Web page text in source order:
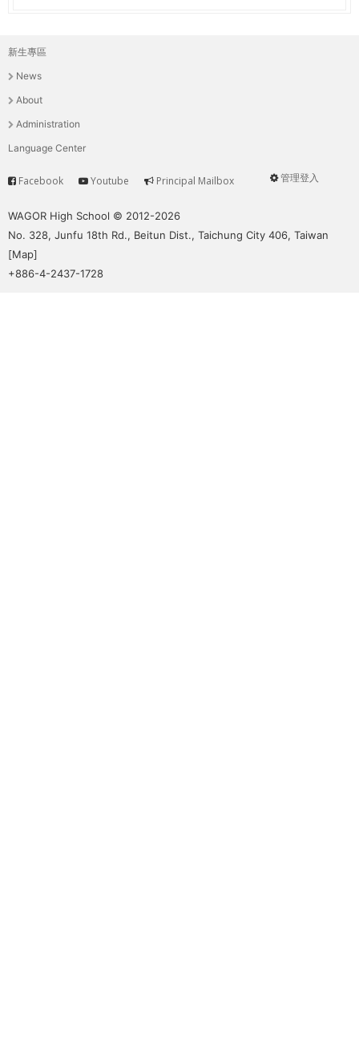
主
選
單
新生專區
News
About
Administration
Language Center
User
管理登入
Service
Facebook Youtube Principal Mailbox
WAGOR High School © 2012-2026
No. 328, Junfu 18th Rd., Beitun Dist., Taichung City 406, Taiwan
[Map]
+886-4-2437-1728